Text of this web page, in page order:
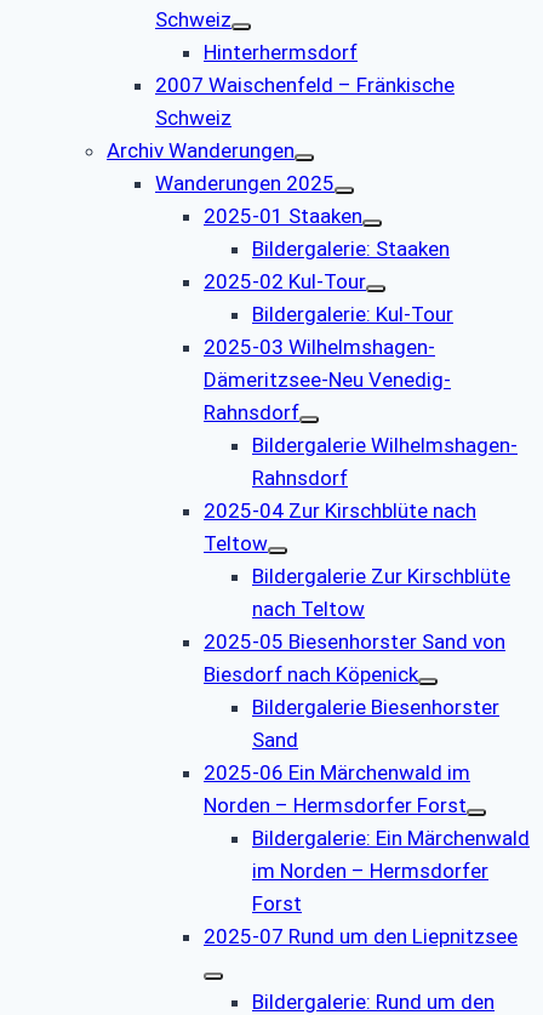
Schweiz
Hinterhermsdorf
2007 Waischenfeld – Fränkische
Schweiz
Archiv Wanderungen
Wanderungen 2025
2025-01 Staaken
Bildergalerie: Staaken
2025-02 Kul-Tour
Bildergalerie: Kul-Tour
2025-03 Wilhelmshagen-
Dämeritzsee-Neu Venedig-
Rahnsdorf
Bildergalerie Wilhelmshagen-
Rahnsdorf
2025-04 Zur Kirschblüte nach
Teltow
Bildergalerie Zur Kirschblüte
nach Teltow
2025-05 Biesenhorster Sand von
Biesdorf nach Köpenick
Bildergalerie Biesenhorster
Sand
2025-06 Ein Märchenwald im
Norden – Hermsdorfer Forst
Bildergalerie: Ein Märchenwald
im Norden – Hermsdorfer
Forst
2025-07 Rund um den Liepnitzsee
Bildergalerie: Rund um den